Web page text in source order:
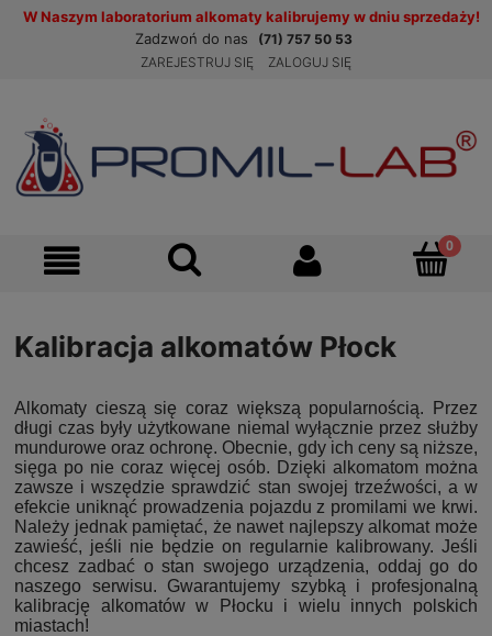
W Naszym laboratorium alkomaty kalibrujemy w dniu sprzedaży!
Zadzwoń do nas
(71) 757 50 53
ZAREJESTRUJ SIĘ
ZALOGUJ SIĘ
Kalibracja alkomatów Płock
Alkomaty cieszą się coraz większą popularnością. Przez
długi czas były użytkowane niemal wyłącznie przez służby
mundurowe oraz ochronę. Obecnie, gdy ich ceny są niższe,
sięga po nie coraz więcej osób. Dzięki alkomatom można
zawsze i wszędzie sprawdzić stan swojej trzeźwości, a w
efekcie uniknąć prowadzenia pojazdu z promilami we krwi.
Należy jednak pamiętać, że nawet najlepszy alkomat może
zawieść, jeśli nie będzie on regularnie kalibrowany. Jeśli
chcesz zadbać o stan swojego urządzenia, oddaj go do
naszego serwisu. Gwarantujemy szybką i profesjonalną
kalibrację alkomatów w Płocku i wielu innych polskich
miastach!